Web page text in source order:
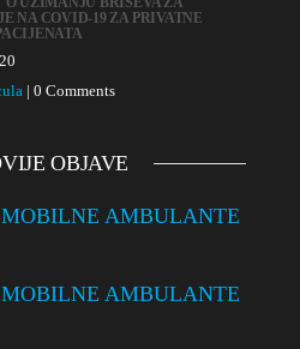
NA COVID-19 ZA PRIVATNE
| 0 Comments
OBJAVE
AMBULANTE
AMBULANTE